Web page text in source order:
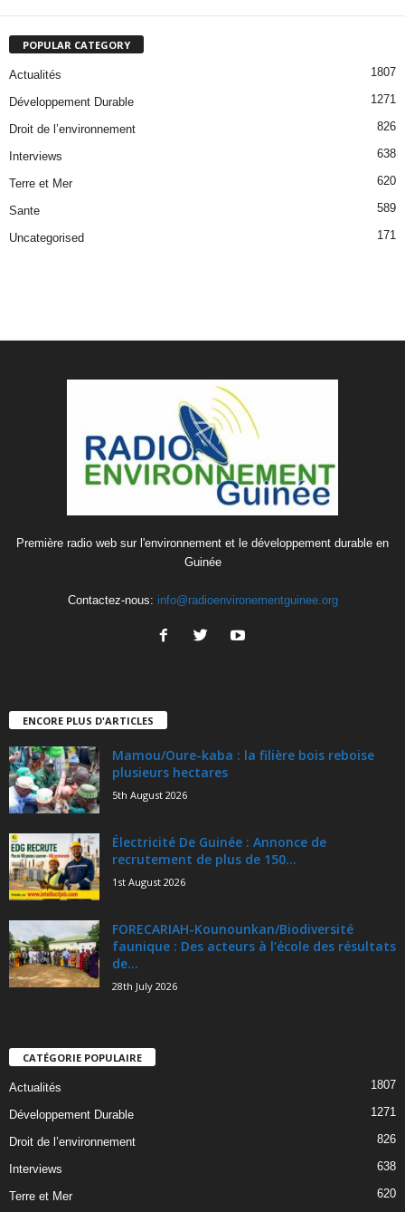
POPULAR CATEGORY
Actualités 1807
Développement Durable 1271
Droit de l’environnement 826
Interviews 638
Terre et Mer 620
Sante 589
Uncategorised 171
Première radio web sur l'environnement et le développement durable en
Guinée
Contactez-nous: info@radioenvironementguinee.org
ENCORE PLUS D'ARTICLES
Mamou/Oure-kaba : la filière bois reboise
plusieurs hectares
5th August 2026
Électricité De Guinée : Annonce de
recrutement de plus de 150...
1st August 2026
FORECARIAH-Kounounkan/Biodiversité
faunique : Des acteurs à l’école des résultats
de...
28th July 2026
CATÉGORIE POPULAIRE
Actualités 1807
Développement Durable 1271
Droit de l’environnement 826
Interviews 638
Terre et Mer 620